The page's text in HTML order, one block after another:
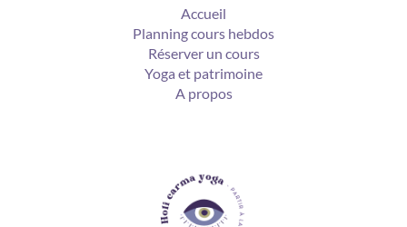
Accueil
Planning cours hebdos
Réserver un cours
Yoga et patrimoine
A propos